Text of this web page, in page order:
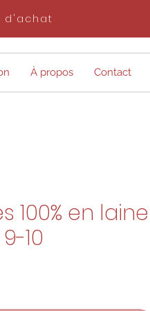
d'achat
À propos Contact
100% en laine
10